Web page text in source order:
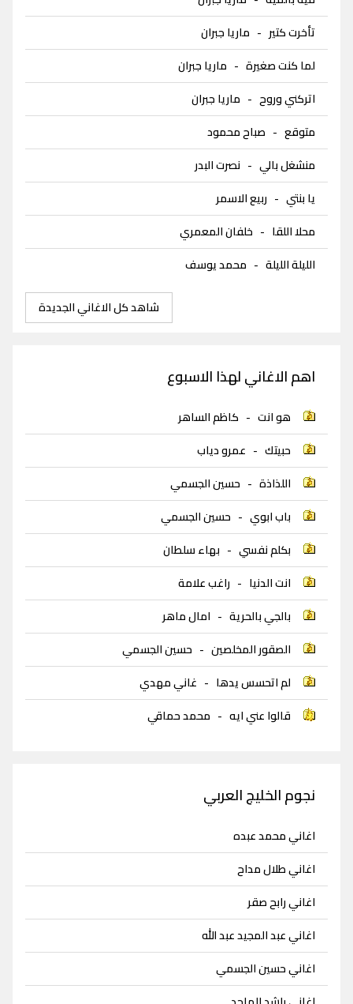
تأخرت كتير- ماريا جبران
لما كنت صغيرة - ماريا جبران
اتركني وروح - ماريا جبران
متوقع - صباح محمود
منشغل بالي - نصرت البدر
يا بنتي - ربيع الاسمر
محلا اللقا - خلفان المعمري
الليلة الليلة - محمد يوسف
شاهد كل الاغاني الجديدة
اهم الاغاني لهذا الاسبوع
هو انت - كاظم الساهر
حبيتك - عمرو دياب
اللذاذة - حسين الجسمي
باب ابوي - حسين الجسمي
بكلم نفسي - بهاء سلطان
انت الدنيا - راغب علامة
بالجي بالحرية - امال ماهر
الصقور المخلصين - حسين الجسمي
لم اتحسس يدها - غاني مهدي
قالوا عني ايه - محمد حماقي
نجوم الخليج العربي
اغاني محمد عبده
اغاني طلال مداح
اغاني رابح صقر
اغاني عبد المجيد عبد الله
اغاني حسين الجسمي